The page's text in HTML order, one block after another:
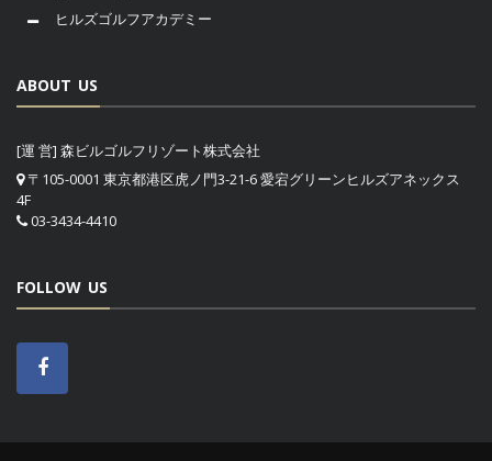
ヒルズゴルフアカデミー
ABOUT US
[運 営] 森ビルゴルフリゾート株式会社
〒105-0001 東京都港区虎ノ門3-21-6 愛宕グリーンヒルズアネックス
4F
03-3434-4410
FOLLOW US